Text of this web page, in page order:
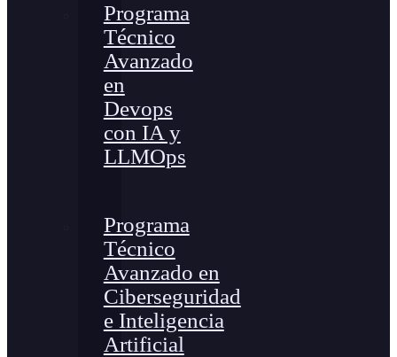
Programa
Técnico
Avanzado
en
Devops
con IA y
LLMOps
Programa
Técnico
Avanzado en
Ciberseguridad
e Inteligencia
Artificial